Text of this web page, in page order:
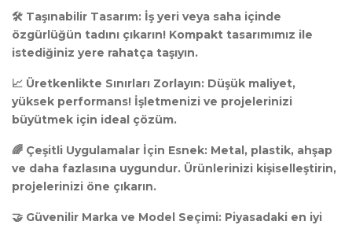
🛠️ Taşınabilir Tasarım: İş yeri veya saha içinde
özgürlüğün tadını çıkarın! Kompakt tasarımımız ile
istediğiniz yere rahatça taşıyın.
📈 Üretkenlikte Sınırları Zorlayın: Düşük maliyet,
yüksek performans! İşletmenizi ve projelerinizi
büyütmek için ideal çözüm.
🌈 Çeşitli Uygulamalar İçin Esnek: Metal, plastik, ahşap
ve daha fazlasına uygundur. Ürünlerinizi kişiselleştirin,
projelerinizi öne çıkarın.
🤝 Güvenilir Marka ve Model Seçimi: Piyasadaki en iyi